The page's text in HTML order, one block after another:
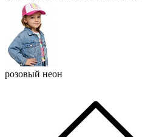
розовый неон